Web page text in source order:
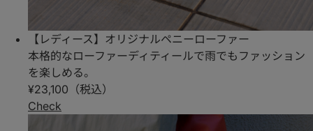
【レディース】オリジナルペニーローファー
本格的なローファーディティールで雨でもファッション
を楽しめる。
¥23,100（税込）
Check